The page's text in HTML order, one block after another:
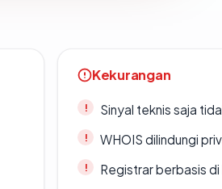
Kekurangan
Sinyal teknis saja
WHOIS dilindungi
Registrar berbasis